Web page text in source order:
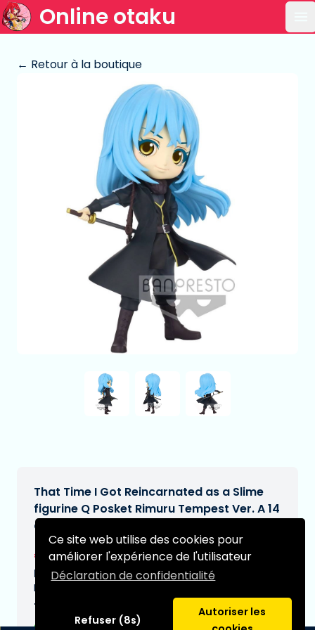
Ce site web utilise des cookies pour
améliorer l'expérience de l'utilisateur
Déclaration de confidentialité
Refuser (8s)
Autoriser les
Online otaku
← Retour à la boutique
That Time I Got Reincarnated as a Slime
figurine Q Posket Rimuru Tempest Ver. A 14
cm
€30,95[Sous réserve de modifications]
Date de livraison prévue:
N/A
Type: